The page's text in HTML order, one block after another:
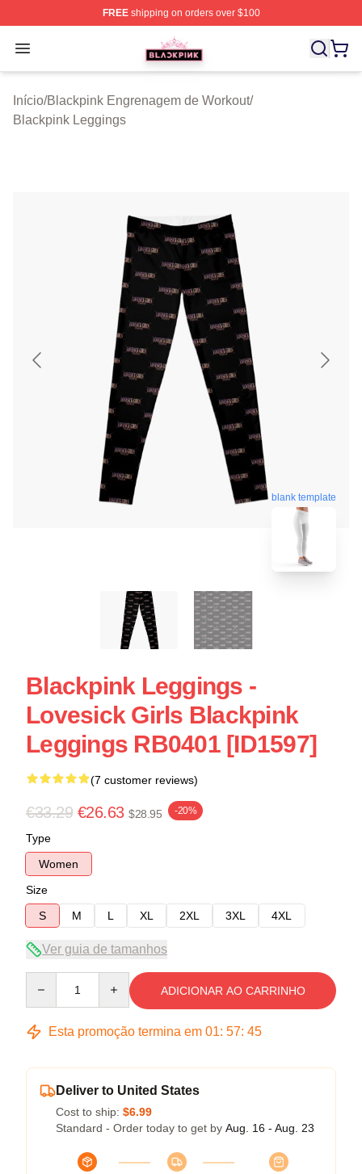
FREEshipping on orders over $100
Open menu
BLACKPINK Shop - Official BLACKPINK Merchandise
Início/Blackpink Engrenagem de Workout/
Blackpink Leggings
blank template
Blackpink Leggings -
Lovesick Girls Blackpink
Leggings RB0401 [ID1597]
(7 customer reviews)
€33.29 €26.63 $28.95 -20%
Type
Women
Size
S
M L XL 2XL 3XL 4XL
Ver guia de tamanhos
ADICIONAR AO CARRINHO
Esta promoção termina em 01: 57: 45
Deliver to United States
Cost to ship: $6.99
Standard - Order today to get by Aug. 16 - Aug. 23